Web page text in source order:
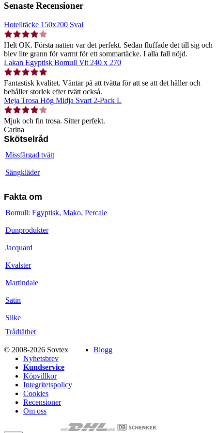
Senaste Recensioner
Hotelltäcke 150x200 Sval
Helt OK. Första natten var det perfekt. Sedan fluffade det till sig och
blev lite grann för varmt för ett sommartäcke. I alla fall nöjd.
Lakan Egyptisk Bomull Vit 240 x 270
Fantastisk kvalitet. Väntar på att tvätta för att se att det håller och
behåller storlek efter tvätt också.
Meja Trosa Hög Midja Svart 2-Pack L
Mjuk och fin trosa. Sitter perfekt.
Carina
Skötselråd
Missfärgad tvätt
Sängkläder
Fakta om
Bomull: Egyptisk, Mako, Percale
Dunprodukter
Jacquard
Kvalster
Martindale
Satin
Silke
Trådtäthet
© 2008-2026 Sovtex
Blogg
Nyhetsbrev
Kundservice
Köpvillkor
Integritetspolicy
Cookies
Recensioner
Om oss